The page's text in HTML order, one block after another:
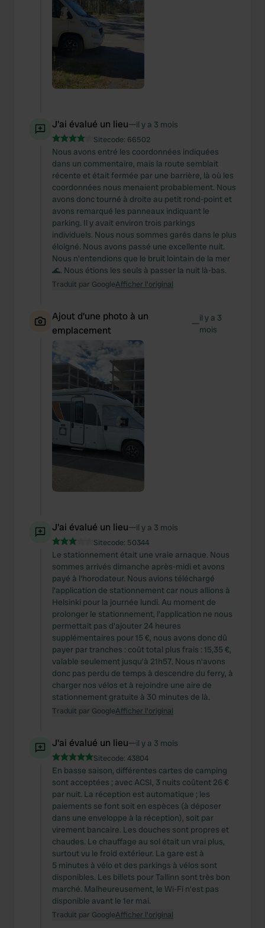
J'ai évalué un lieu—il y a 3 mois
Sitecode: 66502
Nous avons entré les coordonnées indiquées
dans un commentaire, mais la route semblait
récente et était fermée par une barrière, là où les
coordonnées nous menaient probablement. Nous
avons donc tourné à droite au petit rond-point et
avons remarqué les panneaux indiquant le
parking. Il y avait environ trois parkings
individuels. Nous nous sommes garés dans le plus
éloigné. Nous avons passé une excellente nuit.
Nous n'entendions que le bruit lointain de la mer
🌊. Nous étions les seuls à passer la nuit là-bas.
Traduit par GoogleAfficher l'original
Ajout d'une photo à un
emplacement
—il y a 3
mois
J'ai évalué un lieu—il y a 3 mois
Sitecode: 50344
Le stationnement était une vraie arnaque. Nous
sommes arrivés dimanche après-midi et avons
payé à l'horodateur. Nous avions téléchargé
l'application de stationnement car nous allions à
Helsinki pour la journée lundi. Au moment de
prolonger le stationnement, l'application ne nous
permettait pas d'ajouter 24 heures
supplémentaires pour 15 €, nous avons donc dû
payer par tranches : coût total plus frais : 15,35 €,
valable seulement jusqu'à 21h57. Nous n'avons
donc pas perdu de temps à descendre du ferry, à
charger nos vélos et à rejoindre une aire de
stationnement gratuite à 30 minutes de là.
Traduit par GoogleAfficher l'original
J'ai évalué un lieu—il y a 3 mois
Sitecode: 43804
En basse saison, différentes cartes de camping
sont acceptées ; avec ACSI, 3 nuits coûtent 26 €
par nuit. La réception est automatique ; les
paiements se font soit en espèces (à déposer
dans une enveloppe à la réception), soit par
virement bancaire. Les douches sont propres et
chaudes. Le chauffage au sol était un vrai plus,
surtout vu le froid extérieur. La gare est à
5 minutes à vélo et des parkings à vélos sont
disponibles. Les billets pour Tallinn sont très bon
marché. Malheureusement, le Wi-Fi n'est pas
disponible avant le 1er mai.
Traduit par GoogleAfficher l'original